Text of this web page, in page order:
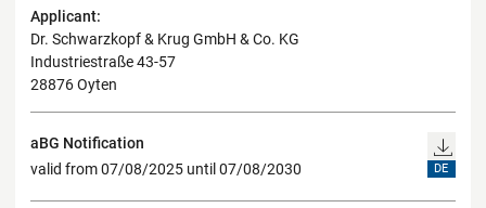
Applicant:
Dr. Schwarzkopf & Krug GmbH & Co. KG
Industriestraße 43-57
28876 Oyten
aBG Notification
valid from 07/08/2025 until 07/08/2030
DE